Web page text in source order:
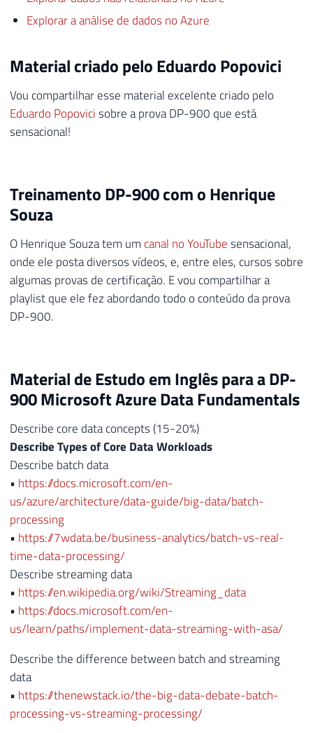
Explorar a análise de dados no Azure
Material criado pelo Eduardo Popovici
Vou compartilhar esse material excelente criado pelo
Eduardo Popovicisobre a prova DP-900 que está
sensacional!
Treinamento DP-900 com o Henrique
Souza
O Henrique Souza tem um canal no YouTubesensacional,
onde ele posta diversos vídeos, e, entre eles, cursos sobre
algumas provas de certificação. E vou compartilhar a
playlist que ele fez abordando todo o conteúdo da prova
DP-900.
Material de Estudo em Inglês para a DP-
900 Microsoft Azure Data Fundamentals
Describe core data concepts (15-20%)
Describe Types of Core Data Workloads
Describe batch data
• https://docs.microsoft.com/en-
us/azure/architecture/data-guide/big-data/batch-
processing
• https://7wdata.be/business-analytics/batch-vs-real-
time-data-processing/
Describe streaming data
• https://en.wikipedia.org/wiki/Streaming_data
• https://docs.microsoft.com/en-
us/learn/paths/implement-data-streaming-with-asa/
Describe the difference between batch and streaming
data
• https://thenewstack.io/the-big-data-debate-batch-
processing-vs-streaming-processing/